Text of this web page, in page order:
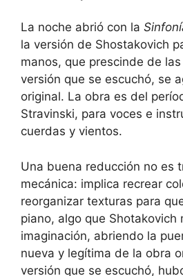
La noche abrió con la
la versión de Shostakovich
manos, que prescinde de
versión que se escuchó, se
original. La obra es del
Stravinski, para voces e
cuerdas y vientos.
Una buena reducción no es
mecánica: implica recrear
reorganizar texturas para
piano, algo que Shotakovich
imaginación, abriendo la
nueva y legítima de la obra
versión que se escuchó,